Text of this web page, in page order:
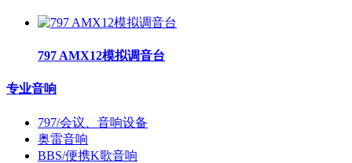
797 AMX12模拟调音台
专业音响
797/会议、音响设备
奥雷音响
BBS/便携K歌音响